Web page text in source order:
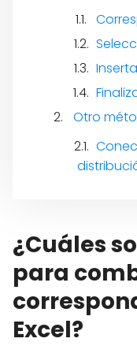
Otro
¿Cuáles
para
Excel?